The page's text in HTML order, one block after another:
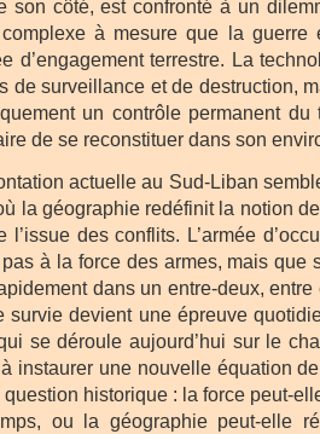
son côté, est confronté à un
à mesure que la guerre
d’engagement terrestre. La
de surveillance et de destruction,
un contrôle permanent du
de se reconstituer dans son
actuelle au Sud-Liban
la géographie redéfinit la notion
l’issue des conflits. L’armée
à la force des armes, mais que
dans un entre-deux,
survie devient une épreuve
se déroule aujourd’hui sur le
instaurer une nouvelle équation
question historique : la force peut-
ou la géographie peut-elle